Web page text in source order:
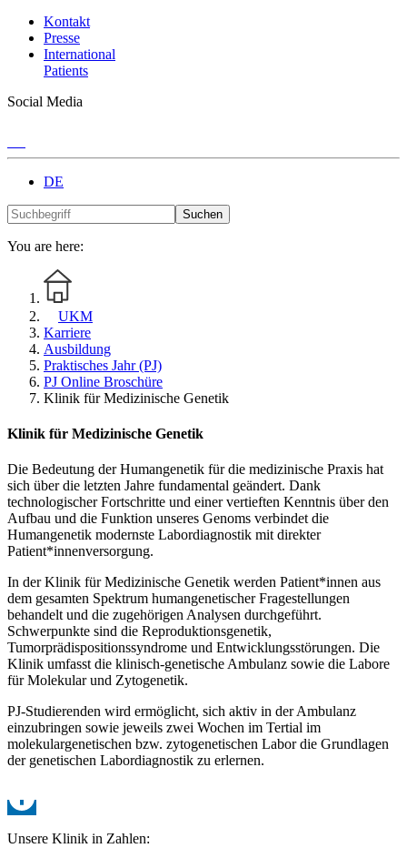
Kontakt
Presse
International
Patients
Social Media
DE
Suchen
You are here:
UKM
Karriere
Ausbildung
Praktisches Jahr (PJ)
PJ Online Broschüre
Klinik für Medizinische Genetik
Klinik für Medizinische Genetik
Die Bedeutung der Humangenetik für die medizinische Praxis hat
sich über die letzten Jahre fundamental geändert. Dank
technologischer Fortschritte und einer vertieften Kenntnis über den
Aufbau und die Funktion unseres Genoms verbindet die
Humangenetik modernste Labordiagnostik mit direkter
Patient*innenversorgung.
In der Klinik für Medizinische Genetik werden Patient*innen aus
dem gesamten Spektrum humangenetischer Fragestellungen
behandelt und die zugehörigen Analysen durchgeführt.
Schwerpunkte sind die Reproduktionsgenetik,
Tumorprädispositionssyndrome und Entwicklungsstörungen. Die
Klinik umfasst die klinisch-genetische Ambulanz sowie die Labore
für Molekular und Zytogenetik.
PJ-Studierenden wird ermöglicht, sich aktiv in der Ambulanz
einzubringen sowie jeweils zwei Wochen im Tertial im
molekulargenetischen bzw. zytogenetischen Labor die Grundlagen
der genetischen Labordiagnostik zu erlernen.
Unsere Klinik in Zahlen: